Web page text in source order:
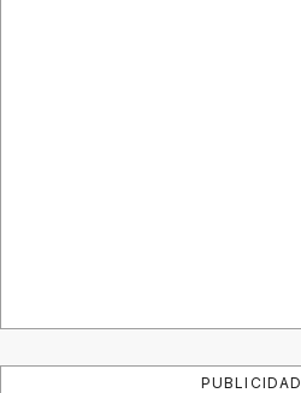
PUBLICIDAD